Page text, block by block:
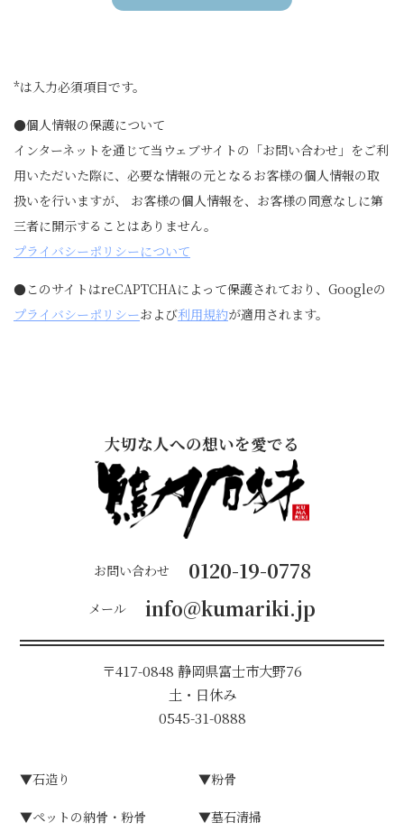
*は入力必須項目です。
●個人情報の保護について
インターネットを通じて当ウェブサイトの「お問い合わせ」をご利
用いただいた際に、必要な情報の元となるお客様の個人情報の取
扱いを行いますが、 お客様の個人情報を、お客様の同意なしに第
三者に開示することはありません。
プライバシーポリシーについて
●このサイトはreCAPTCHAによって保護されており、Googleの
プライバシーポリシーおよび利用規約が適用されます。
大切な人への想いを愛でる
お問い合わせ 0120-19-0778
メール info@kumariki.jp
〒417-0848 静岡県富⼠市⼤野76
⼟・⽇休み
0545-31-0888
▼⽯造り ▼粉⾻
▼ペットの納骨・粉骨 ▼墓⽯清掃